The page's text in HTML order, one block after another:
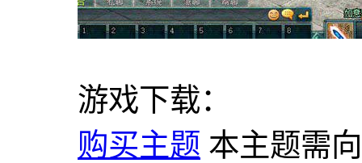
游戏下载：
购买主题 本主题需